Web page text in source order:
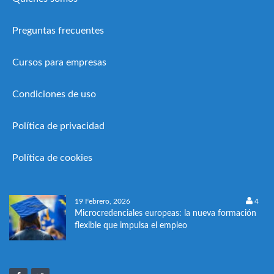
Preguntas frecuentes
Cursos para empresas
Condiciones de uso
Política de privacidad
Política de cookies
19 Febrero, 2026 4
Microcredenciales europeas: la nueva formación
flexible que impulsa el empleo